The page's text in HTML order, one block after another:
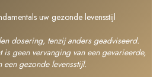
uw gezonde levensstijl
dosering, tenzij anders geadviseerd.
is geen vervanging van een gevarieerde,
gezonde levensstijl.